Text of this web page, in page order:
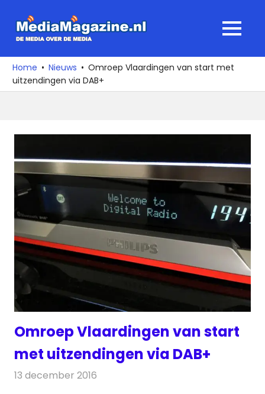
naar
media
over
de
MENU
Home Nieuws
Omroep Vlaardingen van start met
uitzendingen via DAB+
Omroep Vlaardingen van start
met uitzendingen via DAB+
13 december 2016